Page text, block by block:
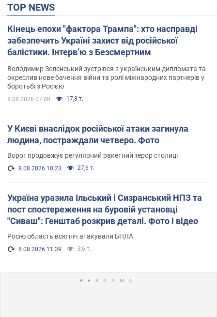
TOP NEWS
Кінець епохи "фактора Трампа": хто насправді
забезпечить Україні захист від російської
балістики. Інтерв’ю з Безсмертним
Володимир Зеленський зустрівся з українським дипломата та
окреслив нове бачення війни та ролі міжнародних партнерів у
боротьбі з Росією
8.08.2026 07:00 17,8 т.
У Києві внаслідок російської атаки загинула
людина, постраждали четверо. Фото
Ворог продовжує регулярний ракетний терор столиці
8.08.2026 10:23 27,6 т.
Україна уразила Ільський і Сизранський НПЗ та
пост спостереження на буровій установці
"Сиваш": Генштаб розкрив деталі. Фото і відео
Росію область всю ніч атакували БПЛА
8.08.2026 11:39 3,6 т.